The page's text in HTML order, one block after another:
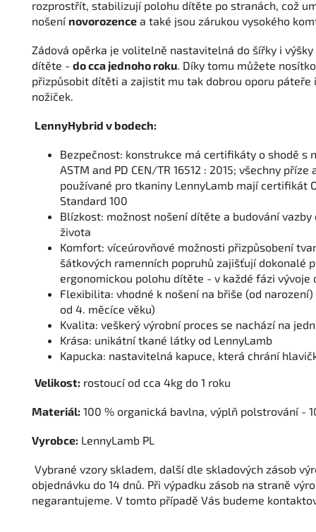
rozprostřít, stabilizují polohu dítěte po stranách, což
nošení novorozence a také jsou zárukou vysokého
Zádová opěrka je volitelně nastavitelná do šířky i
dítěte - do cca jednoho roku . Díky tomu můžete
přizpůsobit dítěti a zajistit mu tak dobrou oporu páteře
nožiček.
LennyHybrid v bodech:
Bezpečnost: konstrukce má certifikáty o shodě s
ASTM and PD CEN/TR 16512 : 2015; všechny příze
používané pro tkaniny LennyLamb mají certifikát
Standard 100
Blízkost: možnost nošení dítěte a budování vazby
života
Komfort: víceúrovňové možnosti přizpůsobení
šátkových ramenních popruhů zajišťují dokonalé
ergonomickou polohu dítěte - v každé fázi vývoje
Flexibilita: vhodné k nošení na břiše (od narození)
od 4. měcíce věku)
Kvalita: veškerý výrobní proces se nachází na
Krása: unikátní tkané látky od LennyLamb
Kapucka: nastavitelná kapuce, která chrání
Velikost: rostoucí od cca 4kg do 1 roku
Materiál: 100 % organická bavlna, výplň polstrování -
Vyrobce: LennyLamb PL
Vybrané vzory skladem, další dle skladových zásob
objednávku do 14 dnů. Při výpadku zásob na straně
negarantujeme. V tomto případě Vás budeme